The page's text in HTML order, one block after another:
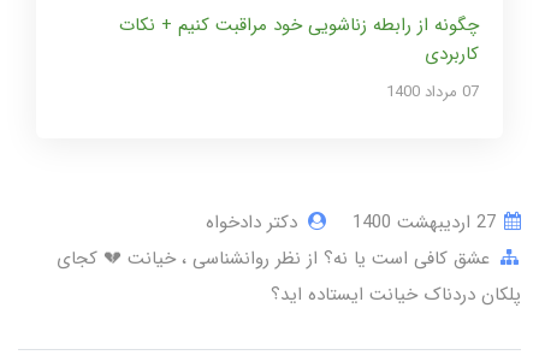
چگونه از رابطه زناشویی خود مراقبت کنیم + نکات
کاربردی
07 مرداد 1400
دکتر دادخواه
عشق کافی است یا نه؟ از نظر روانشناسی خیانت 💔 کجای
پلکان دردناک خیانت ایستاده اید؟